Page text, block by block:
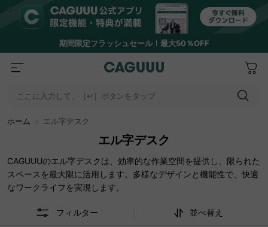
期間限定フラッシュセール！最大50％OFF
ここに入力して、［↵］ボタンをタップ
ホーム エル字デスク
エル字デスク
CAGUUUのエル字デスクは、効率的な作業空間を提供し、限られた
スペースを最大限に活用します。多様なデザインと機能性で、快適
なワークライフを実現します。
フィルター 並べ替え